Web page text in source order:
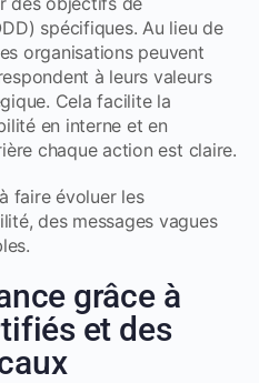
spécifiques. Au lieu de
organisations peuvent
à leurs valeurs
Cela facilite la
en interne et en
chaque action est claire.
faire évoluer les
des messages vagues
grâce à
et des